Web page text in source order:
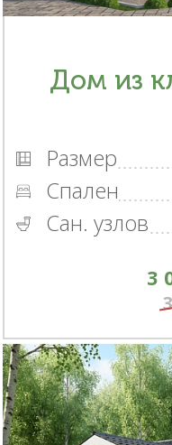
Дом из
Размер
Спален
Сан. узлов
3